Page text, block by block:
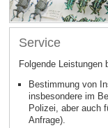
Service
Folgende Leistungen
Bestimmung von
insbesondere im
Polizei, aber auch
Anfrage).